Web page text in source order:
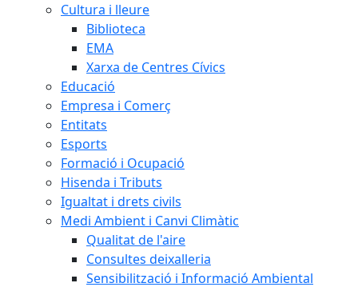
Cultura i lleure
Biblioteca
EMA
Xarxa de Centres Cívics
Educació
Empresa i Comerç
Entitats
Esports
Formació i Ocupació
Hisenda i Tributs
Igualtat i drets civils
Medi Ambient i Canvi Climàtic
Qualitat de l'aire
Consultes deixalleria
Sensibilització i Informació Ambiental